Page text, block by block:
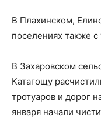
В Плахинском,
поселениях также
В Захаровском
Катагощу
тротуаров и дорог
января начали